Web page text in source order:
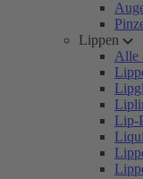
Lippen
Alle
Lip-